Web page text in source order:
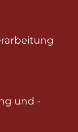
und -